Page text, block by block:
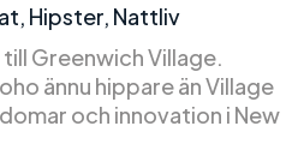
Hipster, Nattliv
Greenwich Village.
ännu hippare än Village
och innovation i New